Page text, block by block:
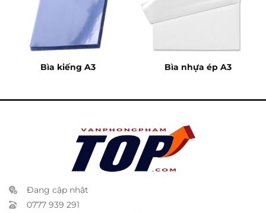
Bìa kiếng A3 Bìa nhựa ép A3
Đang cập nhật
0777 939 291